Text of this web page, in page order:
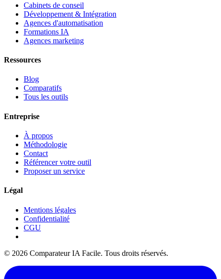
Cabinets de conseil
Développement & Intégration
Agences d'automatisation
Formations IA
Agences marketing
Ressources
Blog
Comparatifs
Tous les outils
Entreprise
À propos
Méthodologie
Contact
Référencer votre outil
Proposer un service
Légal
Mentions légales
Confidentialité
CGU
© 2026 Comparateur IA Facile. Tous droits réservés.